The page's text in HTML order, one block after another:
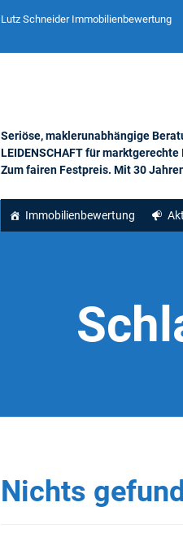
Lutz Schneider Immobilienbewertung
Seriöse, maklerunabhängige
LEIDENSCHAFT für
Zum fairen Festpreis. Mit 30
Immobilienbewertung
Nichts